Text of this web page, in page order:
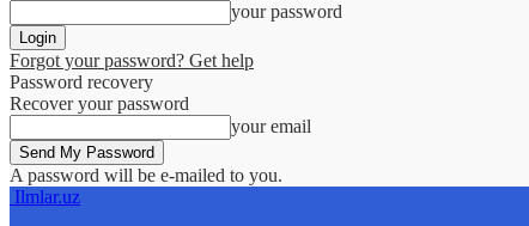
your password
Forgot your password? Get help
Password recovery
Recover your password
your email
A password will be e-mailed to you.
Ilmlar.uz